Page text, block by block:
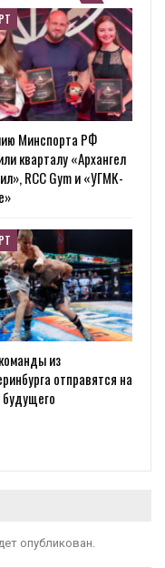
Минспорта РФ
кварталу «Архангел
RCC Gym и «УГМК-
из
отправятся на
опубликован.